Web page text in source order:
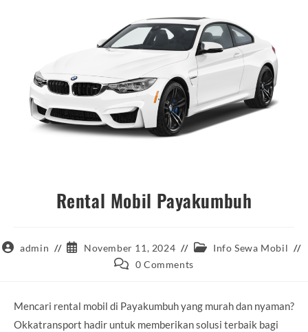
Rental Mobil Payakumbuh
Postadmin
Post
published:
November 11, 2024
Post Info Sewa Mobil
Post 0 Comments
Mencari rental mobil di Payakumbuh yang murah dan nyaman?
Okkatransport hadir untuk memberikan solusi terbaik bagi